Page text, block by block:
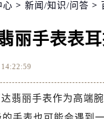
5号盐城金融城写字
路500号来福士广场
1366号华润大厦A座5
路379号世茂天际中心
705号嘉兴世界贸易中
心 > 新闻/知识/问答 >
丽手表表
翡丽手表作为高端